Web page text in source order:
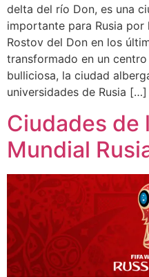
delta del río Don, es una
importante para Rusia
Rostov del Don en los
transformado en un
bulliciosa, la ciudad
universidades de Rusia […]
Ciudades de
Mundial